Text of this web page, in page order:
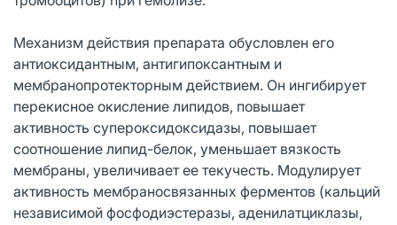
Механизм действия препарата обусловлен его
антиоксидантным, антигипоксантным и
мембранопротекторным действием. Он ингибирует
перекисное окисление липидов, повышает
активность супероксидоксидазы, повышает
соотношение липид-белок, уменьшает вязкость
мембраны, увеличивает ее текучесть. Модулирует
активность мембраносвязанных ферментов (кальций
независимой фосфодиэстеразы, аденилатциклазы,